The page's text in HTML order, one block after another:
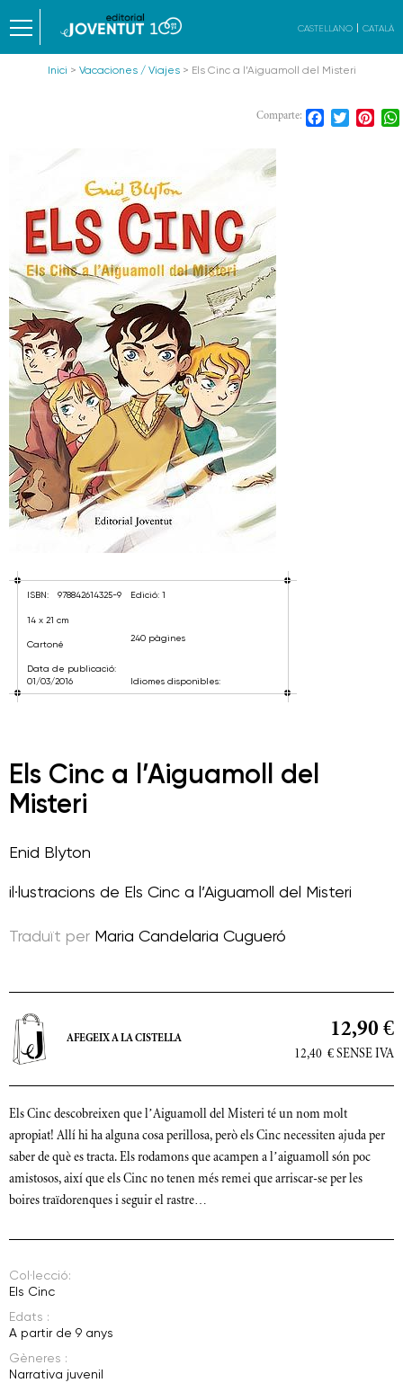
CASTELLANO CATALÀ
Inici > Vacaciones / Viajes> Els Cinc a l’Aiguamoll del Misteri
Comparte: Facebook
Twitter
ISBN: 978842614325-9
14 x 21 cm
Cartoné
Data de publicació:
01/03/2016
Edició: 1
240 pàgines
Idiomes disponibles:
Els Cinc a l’Aiguamoll del
Misteri
Enid Blyton
il·lustracions de Els Cinc a l’Aiguamoll del Misteri
Traduït per Maria Candelaria Cugueró
12,90 €
12,40 € SENSE IVA
AFEGEIX A LA CISTELLA
Els Cinc descobreixen que l’Aiguamoll del Misteri té un nom molt
apropiat! Allí hi ha alguna cosa perillosa, però els Cinc necessiten ajuda per
saber de què es tracta. Els rodamons que acampen a l’aiguamoll són poc
amistosos, així que els Cinc no tenen més remei que arriscar-se per les
boires traïdorenques i seguir el rastre…
Col·lecció:
Els Cinc
Edats :
A partir de 9 anys
Gèneres :
Narrativa juvenil